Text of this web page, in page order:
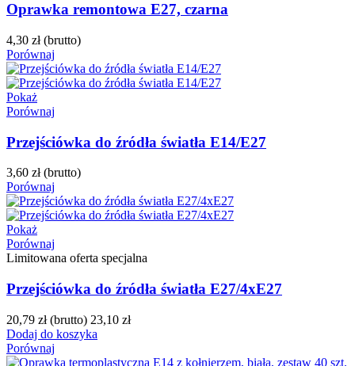
Oprawka remontowa E27, czarna
4,30 zł (brutto)
Porównaj
Pokaż
Porównaj
Przejściówka do źródła światła E14/E27
3,60 zł (brutto)
Porównaj
Pokaż
Porównaj
Limitowana oferta specjalna
Przejściówka do źródła światła E27/4xE27
20,79 zł (brutto) 23,10 zł
Dodaj do koszyka
Porównaj